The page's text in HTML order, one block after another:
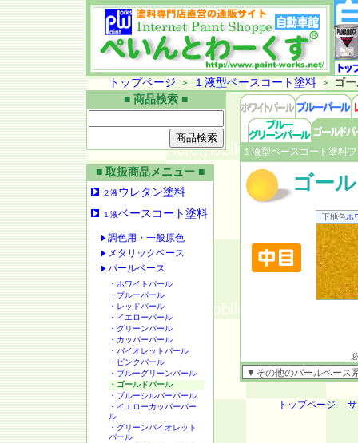
トップページ ＞ １液型ベースコート塗料＞ ゴ
■ 商品検索 ■
■ 取扱商品メニュー ■
２液ウレタン塗料
１液ベースコート塗料
調色用・一般原色
メタリックベース
パールベース
・ホワイトパール
・ブルーパール
・レッドパール
・イエローパール
・グリーンパール
・カッパーパール
・バイオレットパール
・ピンクパール
・ブルーグリーンパール
・ゴールドパール
・ブルーシルバーパール
・イエローカッパーパー
ル
・グリーンバイオレット
パール
１液型ベースコート塗料
ゴー
下地色ホ
トップページ